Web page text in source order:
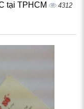
tại TPHCM 4312